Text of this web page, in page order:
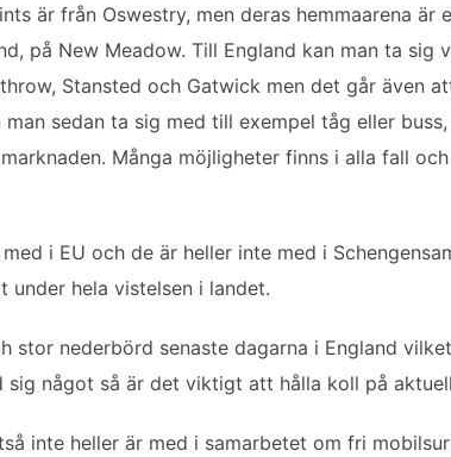
är från Oswestry, men deras hemmaarena
på New Meadow. Till England kan man ta
Stansted och Gatwick men det går även
sedan ta sig med till exempel tåg eller
Många möjligheter finns i alla fall
i EU och de är heller inte med i
under hela vistelsen i landet.
stor nederbörd senaste dagarna i England
sig något så är det viktigt att hålla koll på
inte heller är med i samarbetet om fri